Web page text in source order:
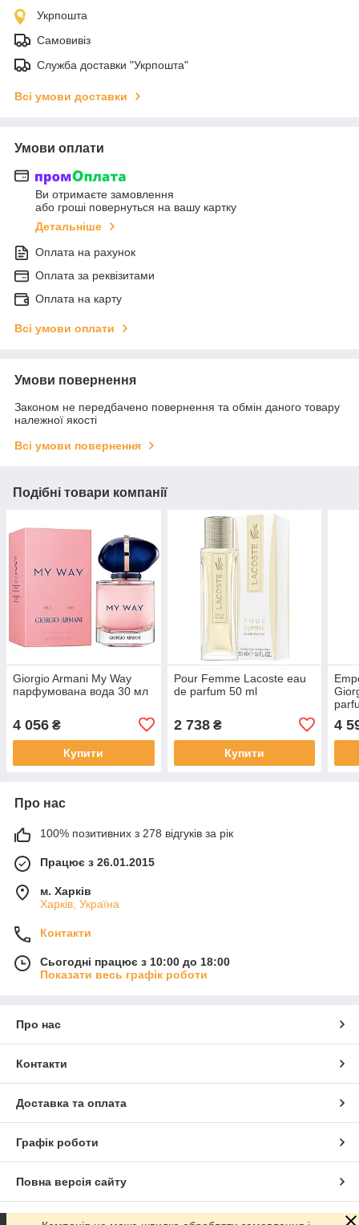
Укрпошта
Самовивіз
Служба доставки "Укрпошта"
Всі умови доставки
Умови оплати
Ви отримаєте замовлення
або гроші повернуться на вашу картку
Детальніше
Оплата на рахунок
Оплата за реквізитами
Оплата на карту
Всі умови оплати
Умови повернення
Законом не передбачено повернення та обмін даного товару
належної якості
Всі умови повернення
Подібні товари компанії
Giorgio Armani My Way
парфумована вода 30 мл
4 056 ₴
Купити
Pour Femme Lacoste eau
de parfum 50 ml
2 738₴
Купити
4
Про нас
100% позитивних з 278 відгуків за рік
Працює з 26.01.2015
м. Харків
Харків, Україна
Контакти
Сьогодні працює з 10:00 до 18:00
Показати весь графік роботи
Про нас
Контакти
Доставка та оплата
Графік роботи
Повна версія сайту
Сайт створено на маркетплейсі Prom.ua